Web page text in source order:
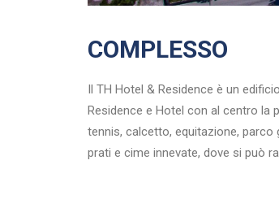
COMPLESSO
Il TH Hotel & Residence è un
Residence e Hotel con al centro la
tennis, calcetto, equitazione, parco
prati e cime innevate, dove si può